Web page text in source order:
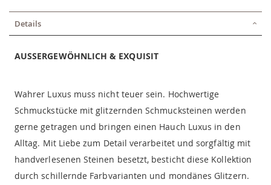
Details
AUSSERGEWÖHNLICH & EXQUISIT
Wahrer Luxus muss nicht teuer sein. Hochwertige
Schmuckstücke mit glitzernden Schmucksteinen werden
gerne getragen und bringen einen Hauch Luxus in den
Alltag. Mit Liebe zum Detail verarbeitet und sorgfältig mit
handverlesenen Steinen besetzt, besticht diese Kollektion
durch schillernde Farbvarianten und mondänes Glitzern.